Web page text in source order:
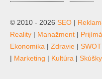
© 2010 - 2026 SEO |
Reality | Manažment |
Ekonomika | Zdravie | SWOT
| Marketing | Kultúra | Skúšky